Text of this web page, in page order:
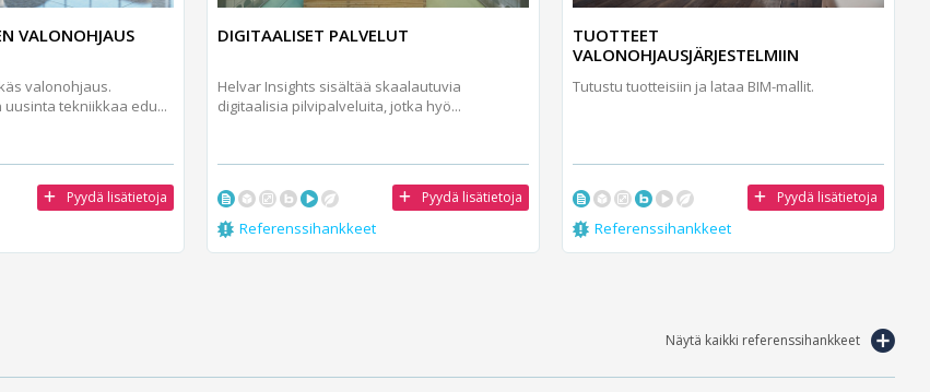
VALONOHJAUS
valonohjaus.
uusinta tekniikkaa edu...
Pyydä lisätietoja
DIGITAALISET PALVELUT
Helvar Insights sisältää skaalautuvia
digitaalisia pilvipalveluita, jotka hyö...
Pyydä lisätietoja
Referenssihankkeet
TUOTTEET
VALONOHJAUSJÄRJESTELMIIN
Tutustu tuotteisiin ja lataa BIM-mallit.
Pyydä lisätietoja
Referenssihankkeet
Näytä kaikki referenssihankkeet